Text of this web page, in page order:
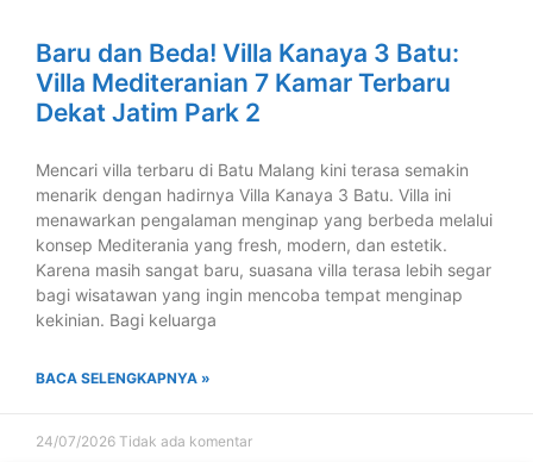
Baru dan Beda! Villa Kanaya 3 Batu:
Villa Mediteranian 7 Kamar Terbaru
Dekat Jatim Park 2
Mencari villa terbaru di Batu Malang kini terasa semakin
menarik dengan hadirnya Villa Kanaya 3 Batu. Villa ini
menawarkan pengalaman menginap yang berbeda melalui
konsep Mediterania yang fresh, modern, dan estetik.
Karena masih sangat baru, suasana villa terasa lebih segar
bagi wisatawan yang ingin mencoba tempat menginap
kekinian. Bagi keluarga
BACA SELENGKAPNYA »
24/07/2026 Tidak ada komentar